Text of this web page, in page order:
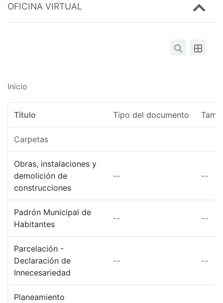
OFICINA VIRTUAL
Inicio
Título Tipo del documento
Carpetas
Obras, instalaciones y
demolición de
construcciones
-- --
Padrón Municipal de
Habitantes
-- --
Parcelación -
Declaración de
Innecesariedad
-- --
Planeamiento